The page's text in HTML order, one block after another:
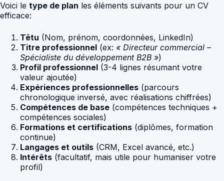
Voici le type de plan les éléments suivants pour un CV
efficace:
Têtu (Nom, prénom, coordonnées, LinkedIn)
Titre professionnel (ex: « Directeur commercial –
Spécialiste du développement B2B »)
Profil professionnel (3-4 lignes résumant votre
valeur ajoutée)
Expériences professionnelles (parcours
chronologique inversé, avec réalisations chiffrées)
Compétences de base (compétences techniques +
compétences sociales)
Formations et certifications (diplômes, formation
continue)
Langages et outils (CRM, Excel avancé, etc.)
Intérêts (facultatif, mais utile pour humaniser votre
profil)